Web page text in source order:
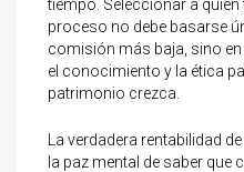
tiempo. Seleccionar a
proceso no debe basarse
comisión más baja, sino en
el conocimiento y la ética
patrimonio crezca.
La verdadera rentabilidad
la paz mental de saber